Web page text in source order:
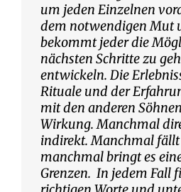
um jeden Einzelnen
dem notwendigen Mut
bekommt jeder die
nächsten Schritte zu
entwickeln. Die
Rituale und der
mit den anderen
Wirkung. Manchmal
indirekt. Manchmal fällt
manchmal bringt es
Grenzen. In jedem Fall